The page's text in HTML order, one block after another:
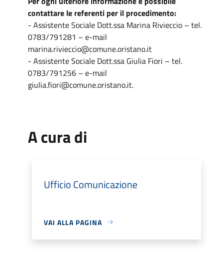
contattare le referenti per il procedimento:
- Assistente Sociale Dott.ssa Marina Rivieccio – tel.
0783/791281 – e-mail
marina.rivieccio@comune.oristano.it
- Assistente Sociale Dott.ssa Giulia Fiori – tel.
0783/791256 – e-mail
giulia.fiori@comune.oristano.it.
A cura di
Ufficio Comunicazione
VAI ALLA PAGINA